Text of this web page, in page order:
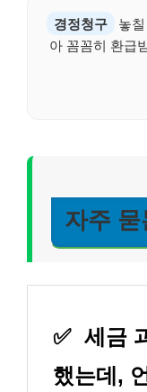
경정청구
놓
아 꼼꼼히 환급
자주 묻
✅ 세금
했는데,